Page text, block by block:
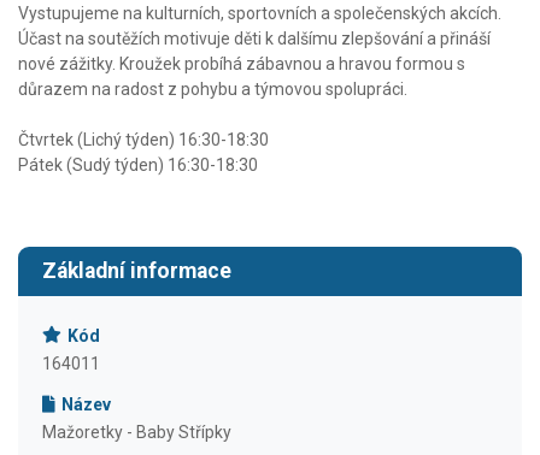
Vystupujeme na kulturních, sportovních a společenských akcích.
Účast na soutěžích motivuje děti k dalšímu zlepšování a přináší
nové zážitky. Kroužek probíhá zábavnou a hravou formou s
důrazem na radost z pohybu a týmovou spolupráci.
Čtvrtek (Lichý týden) 16:30-18:30
Pátek (Sudý týden) 16:30-18:30
Základní informace
Kód
164011
Název
Mažoretky - Baby Střípky